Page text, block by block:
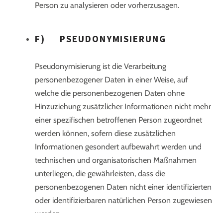
Person zu analysieren oder vorherzusagen.
F) PSEUDONYMISIERUNG
Pseudonymisierung ist die Verarbeitung
personenbezogener Daten in einer Weise, auf
welche die personenbezogenen Daten ohne
Hinzuziehung zusätzlicher Informationen nicht mehr
einer spezifischen betroffenen Person zugeordnet
werden können, sofern diese zusätzlichen
Informationen gesondert aufbewahrt werden und
technischen und organisatorischen Maßnahmen
unterliegen, die gewährleisten, dass die
personenbezogenen Daten nicht einer identifizierten
oder identifizierbaren natürlichen Person zugewiesen